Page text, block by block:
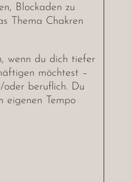
Blockaden zu
Thema Chakren
wenn du dich tiefer
möchtest –
beruflich. Du
eigenen Tempo